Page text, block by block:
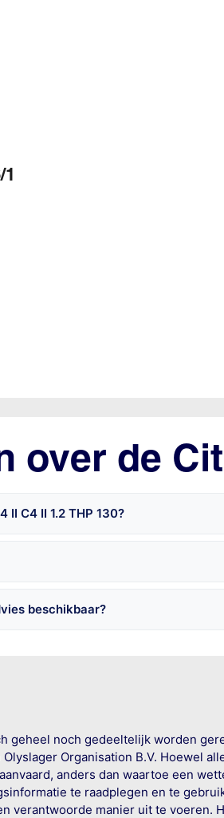
over de
C4 II 1.2 THP 130?
beschikbaar?
noch gedeeltelijk worden
Organisation B.V. Hoewel
anders dan waartoe een
te raadplegen en te
verantwoorde manier uit te voeren.